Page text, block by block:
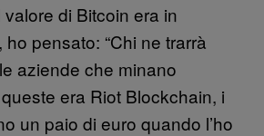
di Bitcoin era in
pensato: “Chi ne trarrà
aziende che minano
era Riot Blockchain, i
un paio di euro quando l’ho